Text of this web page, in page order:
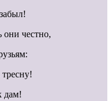
честно,
дам!